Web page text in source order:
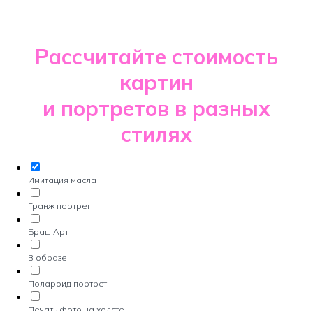
Рассчитайте стоимость
картин
и портретов в разных
стилях
Имитация масла
Гранж портрет
Браш Арт
В образе
Полароид портрет